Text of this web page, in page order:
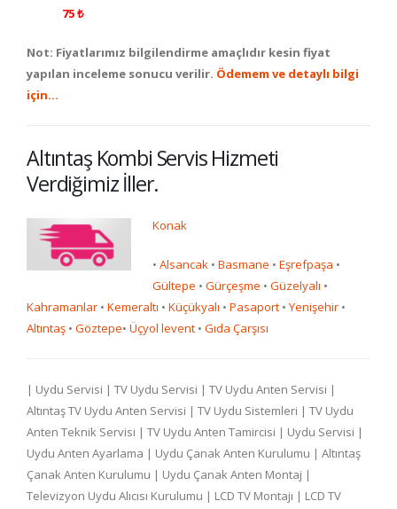
75 ₺
Not: Fiyatlarımız bilgilendirme amaçlıdır kesin fiyat
yapılan inceleme sonucu verilir. Ödemem ve detaylı bilgi
için…
Altıntaş Kombi Servis Hizmeti
Verdiğimiz İller.
Konak
• Alsancak • Basmane • Eşrefpaşa •
Gültepe • Gürçeşme • Güzelyalı •
Kahramanlar • Kemeraltı • Küçükyalı • Pasaport • Yenişehir •
Altıntaş • Göztepe• Üçyol levent • Gıda Çarşısı
| Uydu Servisi | TV Uydu Servisi | TV Uydu Anten Servisi |
Altıntaş TV Uydu Anten Servisi | TV Uydu Sistemleri | TV Uydu
Anten Teknik Servisi | TV Uydu Anten Tamircisi | Uydu Servisi |
Uydu Anten Ayarlama | Uydu Çanak Anten Kurulumu | Altıntaş
Çanak Anten Kurulumu | Uydu Çanak Anten Montaj |
Televizyon Uydu Alıcısı Kurulumu | LCD TV Montajı | LCD TV